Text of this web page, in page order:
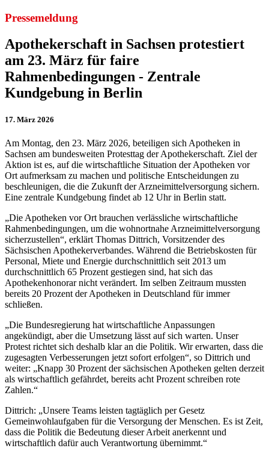
Pressemeldung
Apothekerschaft in Sachsen protestiert
am 23. März für faire
Rahmenbedingungen - Zentrale
Kundgebung in Berlin
17. März 2026
Am Montag, den 23. März 2026, beteiligen sich Apotheken in
Sachsen am bundesweiten Protesttag der Apothekerschaft. Ziel der
Aktion ist es, auf die wirtschaftliche Situation der Apotheken vor
Ort aufmerksam zu machen und politische Entscheidungen zu
beschleunigen, die die Zukunft der Arzneimittelversorgung sichern.
Eine zentrale Kundgebung findet ab 12 Uhr in Berlin statt.
„Die Apotheken vor Ort brauchen verlässliche wirtschaftliche
Rahmenbedingungen, um die wohnortnahe Arzneimittelversorgung
sicherzustellen“, erklärt Thomas Dittrich, Vorsitzender des
Sächsischen Apothekerverbandes. Während die Betriebskosten für
Personal, Miete und Energie durchschnittlich seit 2013 um
durchschnittlich 65 Prozent gestiegen sind, hat sich das
Apothekenhonorar nicht verändert. Im selben Zeitraum mussten
bereits 20 Prozent der Apotheken in Deutschland für immer
schließen.
„Die Bundesregierung hat wirtschaftliche Anpassungen
angekündigt, aber die Umsetzung lässt auf sich warten. Unser
Protest richtet sich deshalb klar an die Politik. Wir erwarten, dass die
zugesagten Verbesserungen jetzt sofort erfolgen“, so Dittrich und
weiter: „Knapp 30 Prozent der sächsischen Apotheken gelten derzeit
als wirtschaftlich gefährdet, bereits acht Prozent schreiben rote
Zahlen.“
Dittrich: „Unsere Teams leisten tagtäglich per Gesetz
Gemeinwohlaufgaben für die Versorgung der Menschen. Es ist Zeit,
dass die Politik die Bedeutung dieser Arbeit anerkennt und
wirtschaftlich dafür auch Verantwortung übernimmt.“